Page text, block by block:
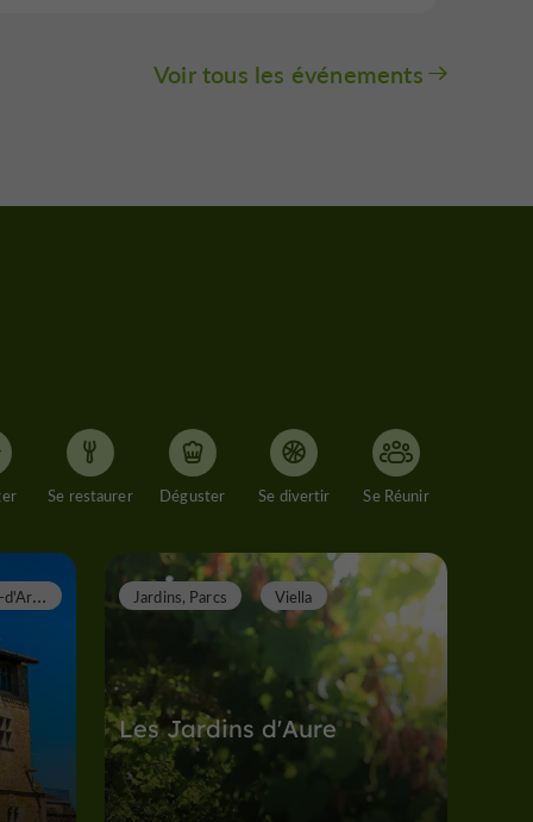
Voir tous les événements
Se restaurer Déguster Se divertir Se Réunir
T
ermes-d'Armagnac
Les Jardins d'Aure
Jardins, Parcs Viella